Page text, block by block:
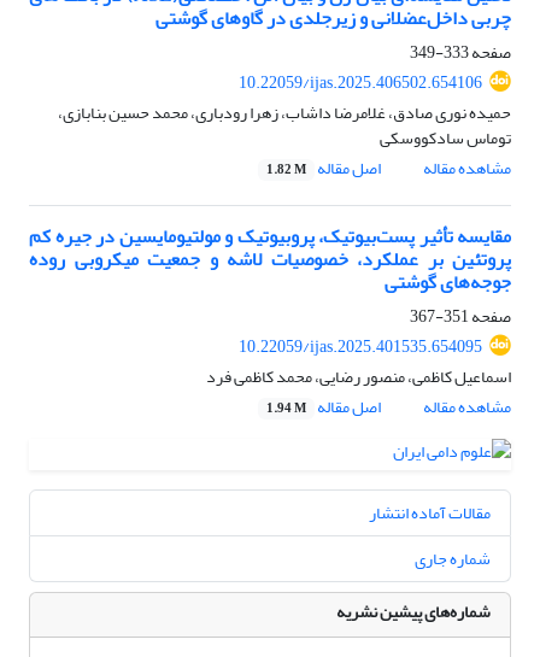
چربی‌ داخل‌عضلانی و زیرجلدی در گاوهای گوشتی
صفحه333-349
10.22059/ijas.2025.406502.654106
حمیده نوری صادق، غلامرضا داشاب، زهرا رودباری، محمد حسین بنابازی،
توماس سادکووسکی
مشاهده مقاله
اصل مقاله 1.82 M
مقایسه تأثیر پست‌بیوتیک، پروبیوتیک و مولتیومایسین در جیره کم
پروتئین بر عملکرد، خصوصیات لاشه و جمعیت میکروبی روده
جوجه‌های گوشتی
صفحه351-367
10.22059/ijas.2025.401535.654095
اسماعیل کاظمی، منصور رضایی، محمد کاظمی فرد
مشاهده مقاله
اصل مقاله 1.94 M
مقالات آماده انتشار
شماره جاری
شماره‌های پیشین نشریه